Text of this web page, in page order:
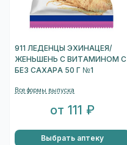
911 ЛЕДЕНЦЫ ЭХИНАЦЕЯ/
ЖЕНЬШЕНЬ С ВИТАМИНОМ С
БЕЗ САХАРА 50 Г №1
Все формы выпуска
от 111 ₽
Выбрать аптеку